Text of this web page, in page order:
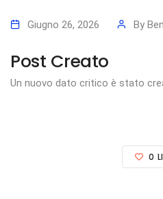
Giugno 26, 2026 By
Post Creato
Un nuovo dato critico è stato
0